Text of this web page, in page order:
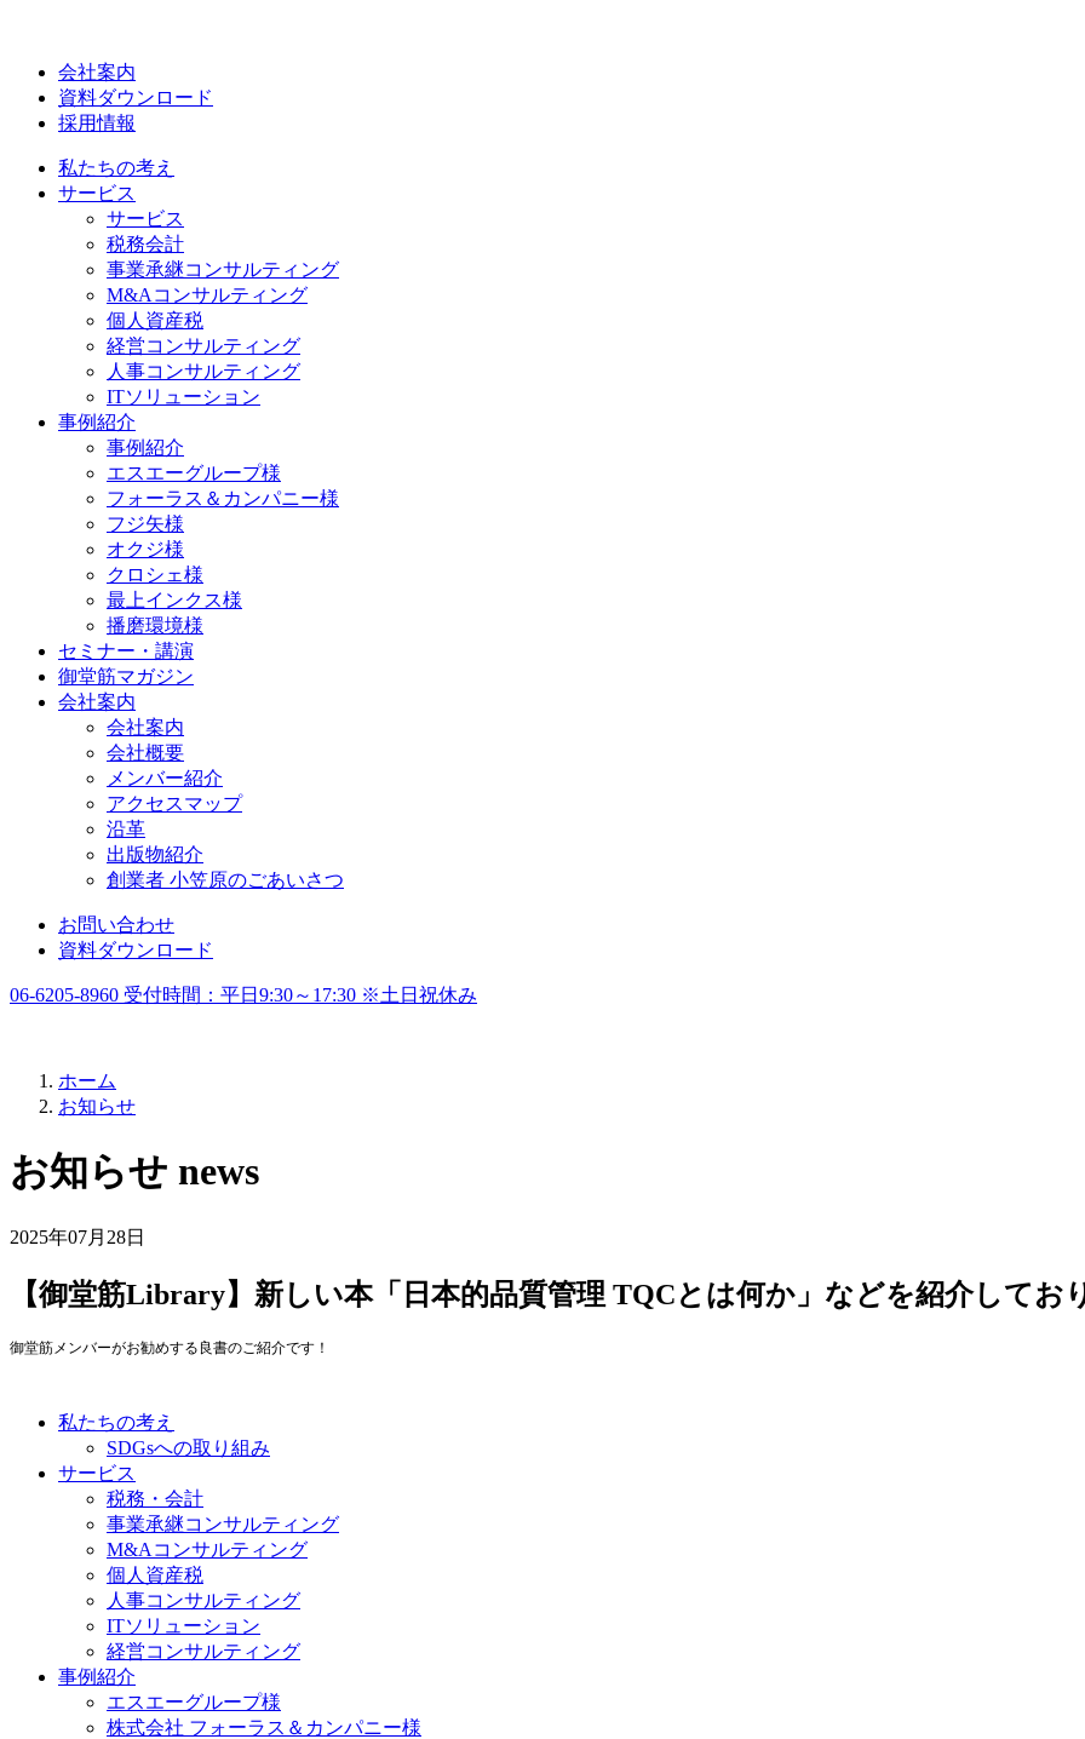
会社案内
資料ダウンロード
採用情報
私たちの考え
サービス
サービス
税務会計
事業承継コンサルティング
M&Aコンサルティング
個人資産税
経営コンサルティング
人事コンサルティング
ITソリューション
事例紹介
事例紹介
エスエーグループ様
フォーラス＆カンパニー様
フジ矢様
オクジ様
クロシェ様
最上インクス様
播磨環境様
セミナー・講演
御堂筋マガジン
会社案内
会社案内
会社概要
メンバー紹介
アクセスマップ
沿革
出版物紹介
創業者 小笠原のごあいさつ
お問い合わせ
資料ダウンロード
06-6205-8960 受付時間： 平日9:30～17:30 ※土日祝休み
ホーム
お知らせ
お知らせ news
2025年07月28日
【御堂筋Library】新しい本「日本的品質管理 TQCとは何か」などを紹介してお
御堂筋メンバーがお勧めする良書のご紹介です！
私たちの考え
SDGsへの取り組み
サービス
税務・会計
事業承継コンサルティング
M&Aコンサルティング
個人資産税
人事コンサルティング
ITソリューション
経営コンサルティング
事例紹介
エスエーグループ様
株式会社 フォーラス＆カンパニー様